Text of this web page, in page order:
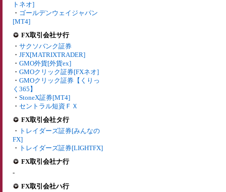
トネオ]
・ ゴールデンウェイジャパン
[MT4]
FX取引会社サ行
・ サクソバンク証券
・ JFX[MATRIXTRADER]
・ GMO外貨[外貨ex]
・ GMOクリック証券[FXネオ]
・ GMOクリック証券【くりっ
く365】
・ StoneX証券[MT4]
・ セントラル短資ＦＸ
FX取引会社タ行
・ トレイダーズ証券[みんなの
FX]
・ トレイダーズ証券[LIGHTFX]
FX取引会社ナ行
-
FX取引会社ハ行